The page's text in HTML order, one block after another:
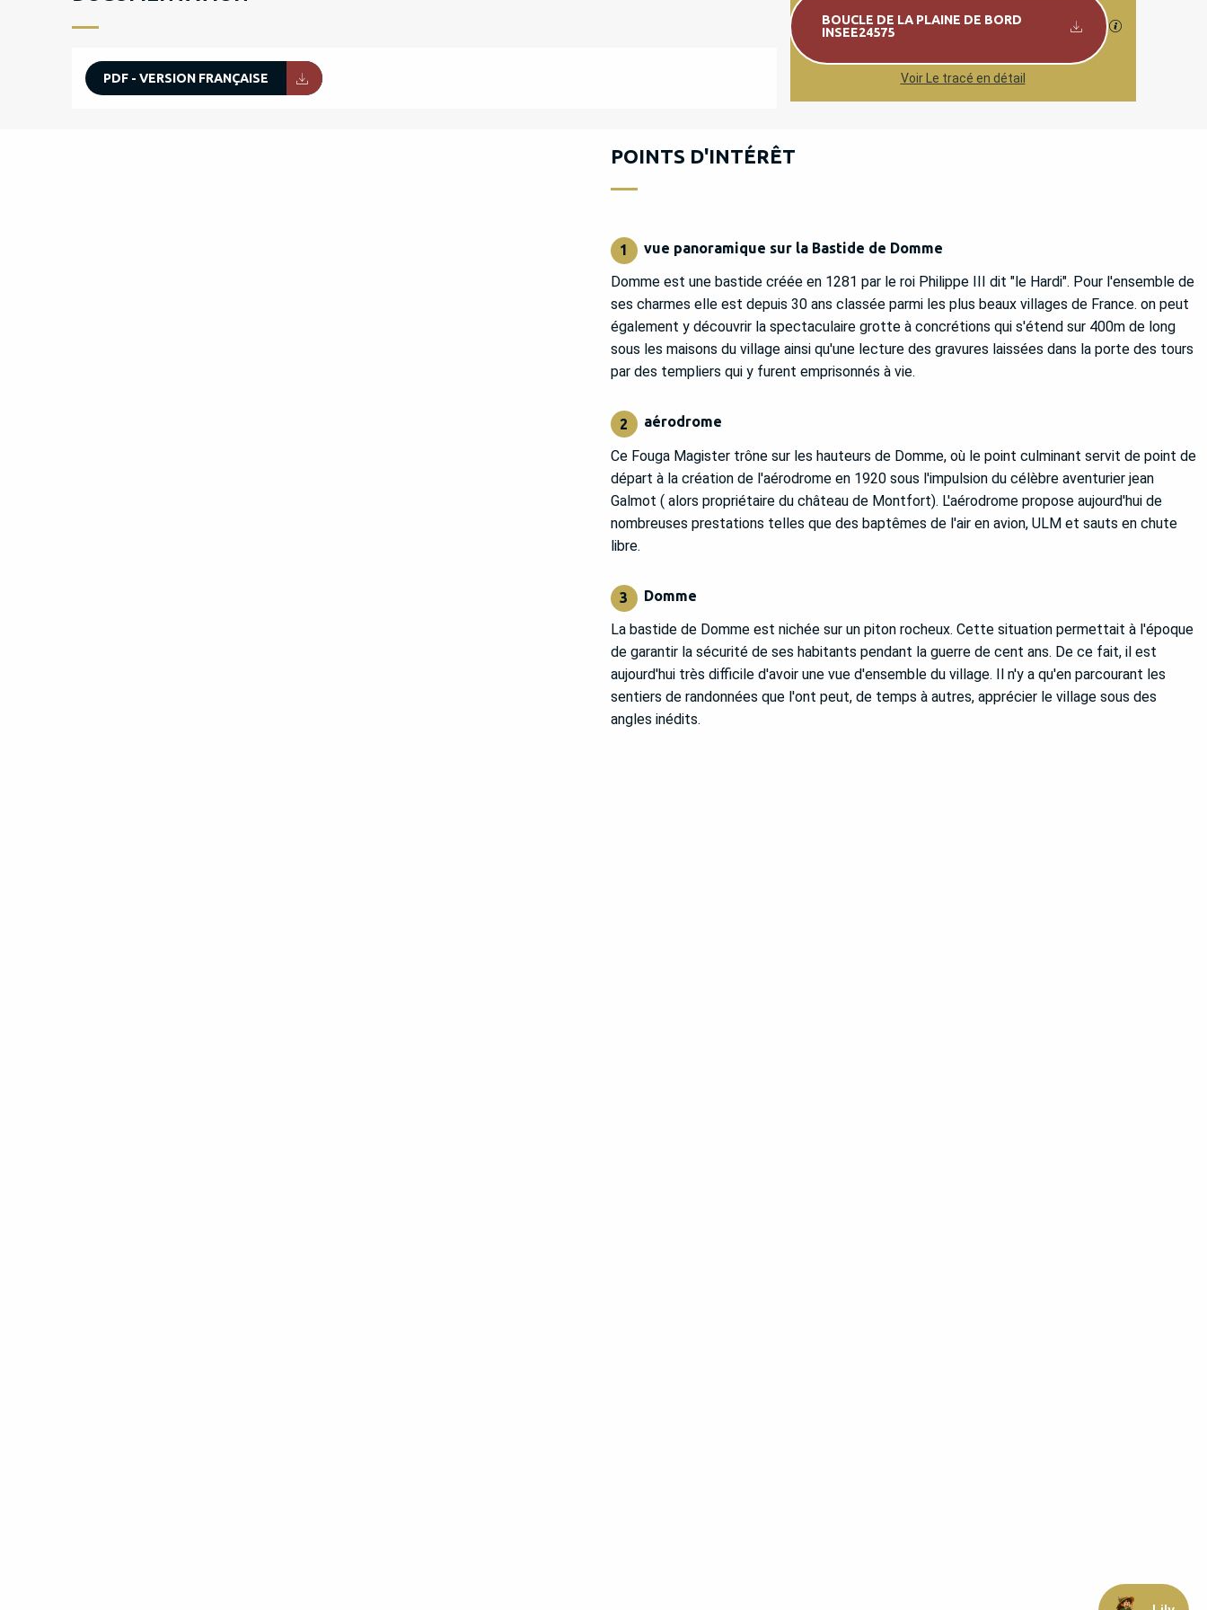
Documentation
BOUCLE DE LA PLAINE DE BORD
INSEE24575
Voir Le tracé en détail
PDF - VERSION FRANÇAISE
POINTS D'INTÉRÊT
1 vue panoramique sur la Bastide de Domme
Domme est une bastide créée en 1281 par le roi Philippe III dit "le Hardi". Pour l'ensemble de
ses charmes elle est depuis 30 ans classée parmi les plus beaux villages de France. on peut
également y découvrir la spectaculaire grotte à concrétions qui s'étend sur 400m de long
sous les maisons du village ainsi qu'une lecture des gravures laissées dans la porte des tours
par des templiers qui y furent emprisonnés à vie.
2 aérodrome
Ce Fouga Magister trône sur les hauteurs de Domme, où le point culminant servit de point de
départ à la création de l'aérodrome en 1920 sous l'impulsion du célèbre aventurier jean
Galmot ( alors propriétaire du château de Montfort). L'aérodrome propose aujourd'hui de
nombreuses prestations telles que des baptêmes de l'air en avion, ULM et sauts en chute
libre.
3 Domme
La bastide de Domme est nichée sur un piton rocheux. Cette situation permettait à l'époque
de garantir la sécurité de ses habitants pendant la guerre de cent ans. De ce fait, il est
aujourd'hui très difficile d'avoir une vue d'ensemble du village. Il n'y a qu'en parcourant les
sentiers de randonnées que l'ont peut, de temps à autres, apprécier le village sous des
angles inédits.